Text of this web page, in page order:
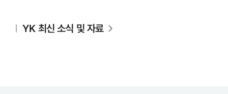
YK 최신 소식 및 자료